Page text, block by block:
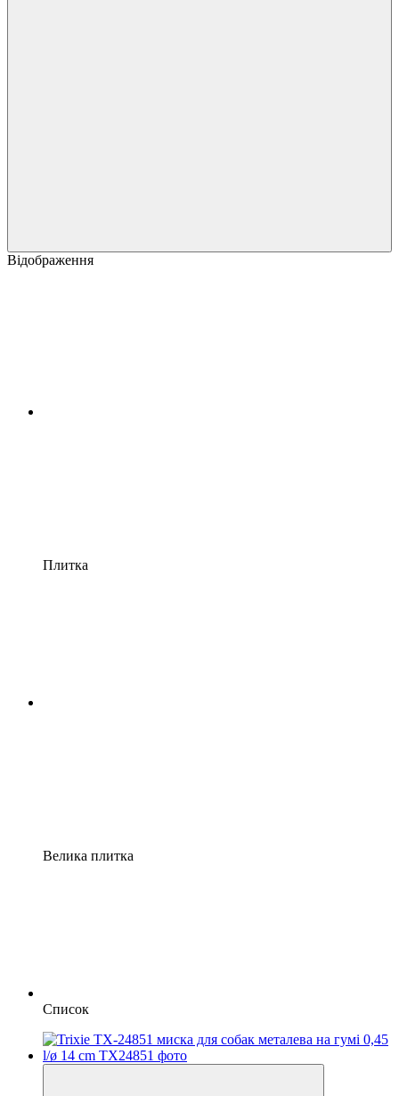
Відображення
Плитка
Велика плитка
Список